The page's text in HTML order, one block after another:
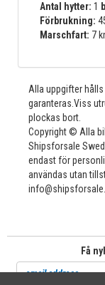
Antal hytter: 1
Förbrukning:
Marschfart: 7
Alla uppgifter
garanteras.Viss
plockas bort.
Copyright © Alla
Shipsforsale
endast för
användas utan
Få